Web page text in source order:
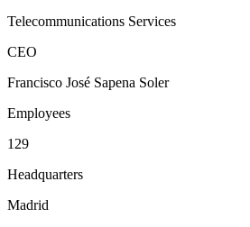
Telecommunications Services
CEO
Francisco José Sapena Soler
Employees
129
Headquarters
Madrid